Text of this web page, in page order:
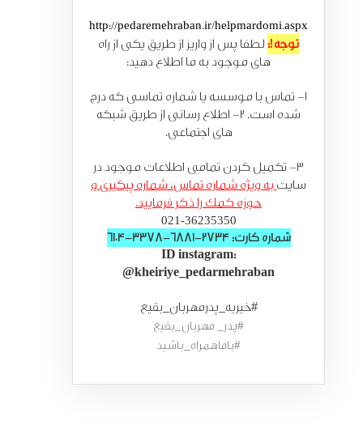
http://pedaremehraban.ir/helpmardomi.aspx
توجه!: لطفا پس از واریز از طریق یکی از راه
های موجود به ما اطلاع دهید:
1- تماس با موسسه یا شماره تماسی که درج
شده است. 2- اطلاع رسانی از طریق شبکه
های اجتماعی.
3- تکمیل کردن تمامی اطلاعات موجود در
سایتبه ویژه شماره تماس، شماره پیگیری و
حوزه کمک را ذکر فرمایید.
021-36235350
شماره کارت: 2734-6881-3378-6104
ID instagram:
@kheiriye_pedarmehraban
#خیریه_پدرمهربان_بقیع
#پدر_ مهربان_بقیع
#باماهمراه_باشید